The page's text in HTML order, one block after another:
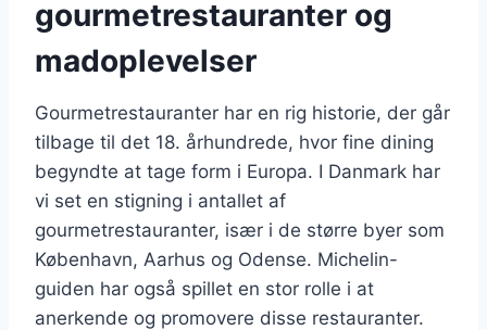
gourmetrestauranter og
madoplevelser
Gourmetrestauranter har en rig historie, der går
tilbage til det 18. århundrede, hvor fine dining
begyndte at tage form i Europa. I Danmark har
vi set en stigning i antallet af
gourmetrestauranter, især i de større byer som
København, Aarhus og Odense. Michelin-
guiden har også spillet en stor rolle i at
anerkende og promovere disse restauranter.